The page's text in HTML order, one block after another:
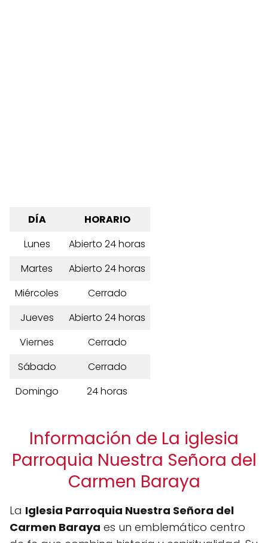
DÍA
HORARIO
Lunes
Abierto 24 horas
Martes
Abierto 24 horas
Miércoles
Cerrado
Jueves
Abierto 24 horas
Viernes
Cerrado
Sábado
Cerrado
Domingo
24 horas
Información de La iglesia
Parroquia Nuestra Señora del
Carmen Baraya
La Iglesia Parroquia Nuestra Señora del
Carmen Baraya es un emblemático centro